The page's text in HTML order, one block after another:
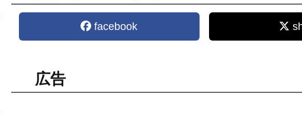
facebook
広告